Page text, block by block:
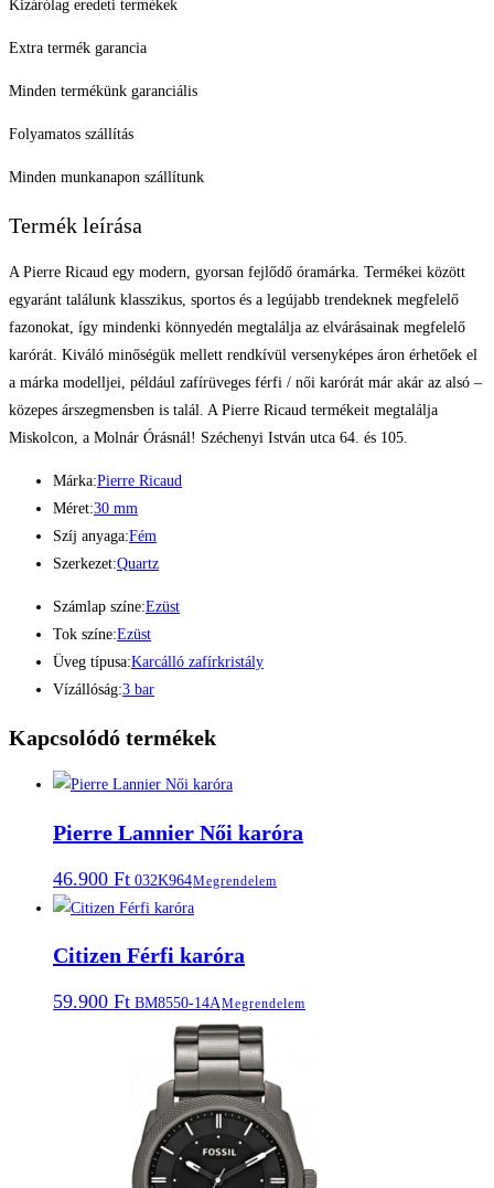
Kizárólag eredeti termékek
Extra termék garancia
Minden termékünk garanciális
Folyamatos szállítás
Minden munkanapon szállítunk
Termék leírása
A Pierre Ricaud egy modern, gyorsan fejlődő óramárka. Termékei között
egyaránt találunk klasszikus, sportos és a legújabb trendeknek megfelelő
fazonokat, így mindenki könnyedén megtalálja az elvárásainak megfelelő
karórát. Kiváló minőségük mellett rendkívül versenyképes áron érhetőek el
a márka modelljei, például zafírüveges férfi / női karórát már akár az alsó –
közepes árszegmensben is talál. A Pierre Ricaud termékeit megtalálja
Miskolcon, a Molnár Órásnál! Széchenyi István utca 64. és 105.
Márka:Pierre Ricaud
Méret:30 mm
Szíj anyaga:Fém
Szerkezet:Quartz
Számlap színe:Ezüst
Tok színe:Ezüst
Üveg típusa:Karcálló zafírkristály
Vízállóság:3 bar
Kapcsolódó termékek
Pierre Lannier Női karóra
46.900 Ft 032K964Megrendelem
Citizen Férfi karóra
59.900 Ft BM8550-14AMegrendelem